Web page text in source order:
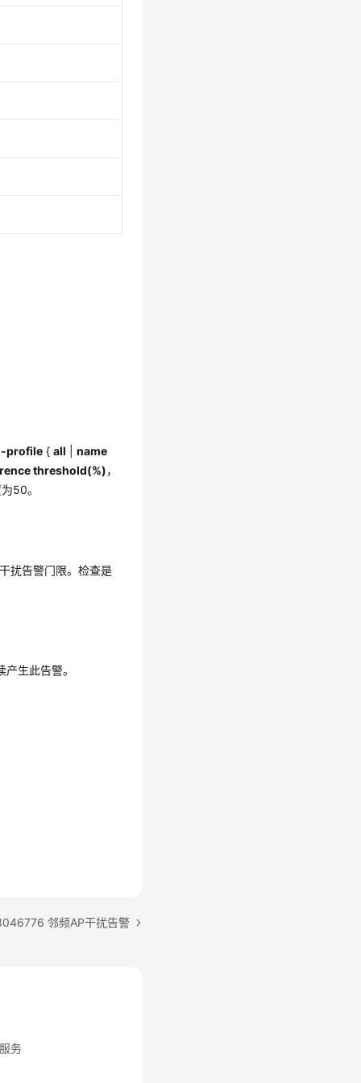
profile {all |name
threshold(%)，
50。
扰告警门限。检查是
生此告警。
邻频AP干扰告警
务